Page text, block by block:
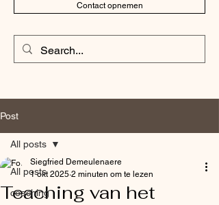
Contact opnemen
Post
All posts
coaching
All posts
Teaching van het
Siegfried Demeulenaere
1 okt 2025 2 minuten om te lezen